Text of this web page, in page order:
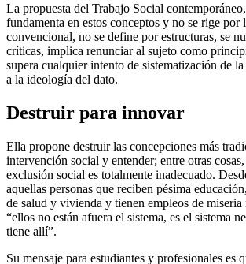
La propuesta del Trabajo Social
fundamenta en estos conceptos y no se rige por
convencional, no se define por estructuras, se
críticas, implica renunciar al sujeto como
supera cualquier intento de sistematización de
a la ideología del dato.
Destruir para innovar
Ella propone destruir las concepciones más
intervención social y entender; entre otras
exclusión social es totalmente inadecuado.
aquellas personas que reciben pésima
de salud y vivienda y tienen empleos de
“ellos no están afuera el sistema, es el sistema
tiene allí”.
Su mensaje para estudiantes y profesionales es